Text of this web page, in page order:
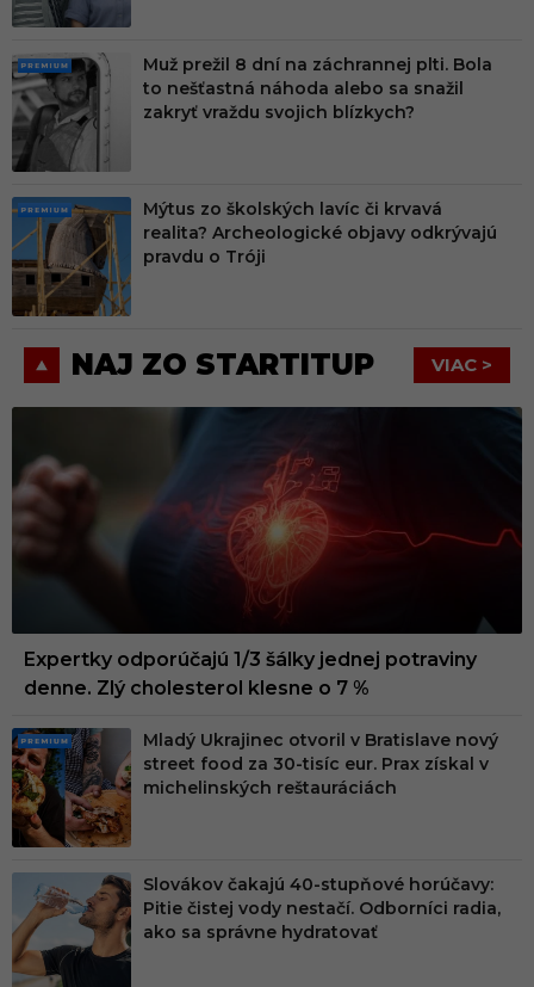
PRE
MIU
M
Muž prežil 8 dní na záchrannej plti. Bola
to nešťastná náhoda alebo sa snažil
zakryť vraždu svojich blízkych?
PRE
MIU
M
Mýtus zo školských lavíc či krvavá
realita? Archeologické objavy odkrývajú
pravdu o Tróji
NAJ ZO STARTITUP VIAC >
Expertky odporúčajú 1/3 šálky jednej potraviny
denne. Zlý cholesterol klesne o 7 %
PRE
MIU
M
Mladý Ukrajinec otvoril v Bratislave nový
street food za 30-tisíc eur. Prax získal v
michelinských reštauráciách
Slovákov čakajú 40-stupňové horúčavy:
Pitie čistej vody nestačí. Odborníci radia,
ako sa správne hydratovať